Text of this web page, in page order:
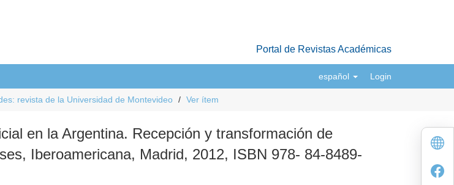
Portal de Revistas Académicas
español Login
revista de la Universidad de Montevideo Ver ítem
en la Argentina. Recepción y transformación de
Iberoamericana, Madrid, 2012, ISBN 978- 84-8489-